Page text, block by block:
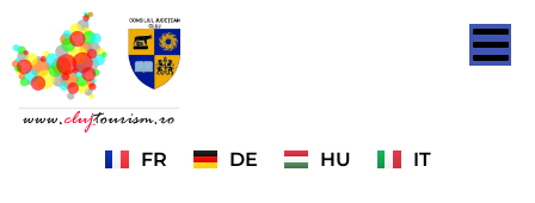
FR DE HU IT